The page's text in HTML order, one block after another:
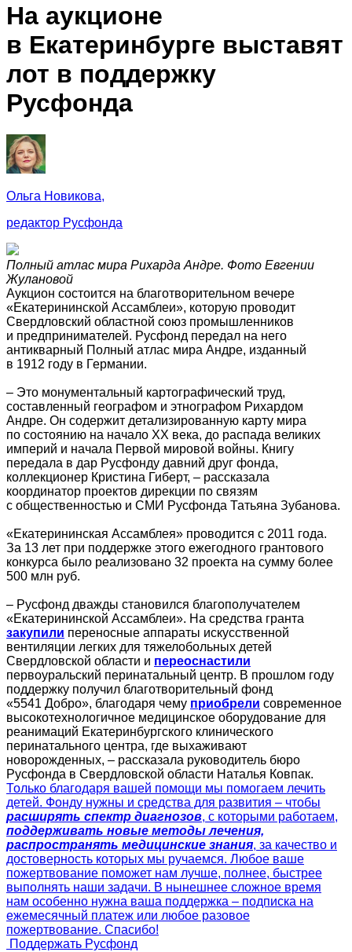
На аукционе
в Екатеринбурге выставят
лот в поддержку
Русфонда
Ольга Новикова,
редактор Русфонда
Полный атлас мира Рихарда Андре. Фото Евгении
Жулановой
Аукцион состоится на благотворительном вечере
«Екатерининской Ассамблеи», которую проводит
Свердловский областной союз промышленников
и предпринимателей. Русфонд передал на него
антикварный Полный атлас мира Андре, изданный
в 1912 году в Германии.
– Это монументальный картографический труд,
составленный географом и этнографом Рихардом
Андре. Он содержит детализированную карту мира
по состоянию на начало ХХ века, до распада великих
империй и начала Первой мировой войны. Книгу
передала в дар Русфонду давний друг фонда,
коллекционер Кристина Гиберт, – рассказала
координатор проектов дирекции по связям
с общественностью и СМИ Русфонда Татьяна Зубанова.
«Екатерининская Ассамблея» проводится с 2011 года.
За 13 лет при поддержке этого ежегодного грантового
конкурса было реализовано 32 проекта на сумму более
500 млн руб.
– Русфонд дважды становился благополучателем
«Екатерининской Ассамблеи». На средства гранта
закупили переносные аппараты искусственной
вентиляции легких для тяжелобольных детей
Свердловской области и переоснастили
первоуральский перинатальный центр. В прошлом году
поддержку получил благотворительный фонд
«5541 Добро», благодаря чему приобрели современное
высокотехнологичное медицинское оборудование для
реанимаций Екатеринбургского клинического
перинатального центра, где выхаживают
новорожденных, – рассказала руководитель бюро
Русфонда в Свердловской области Наталья Ковпак.
Только благодаря вашей помощи мы помогаем лечить
детей. Фонду нужны и средства для развития – чтобы
расширять спектр диагнозов, с которыми работаем,
поддерживать новые методы лечения,
распространять медицинские знания, за качество и
достоверность которых мы ручаемся. Любое ваше
пожертвование поможет нам лучше, полнее, быстрее
выполнять наши задачи. В нынешнее сложное время
нам особенно нужна ваша поддержка – подписка на
ежемесячный платеж или любое разовое
пожертвование. Спасибо!
Поддержать Русфонд